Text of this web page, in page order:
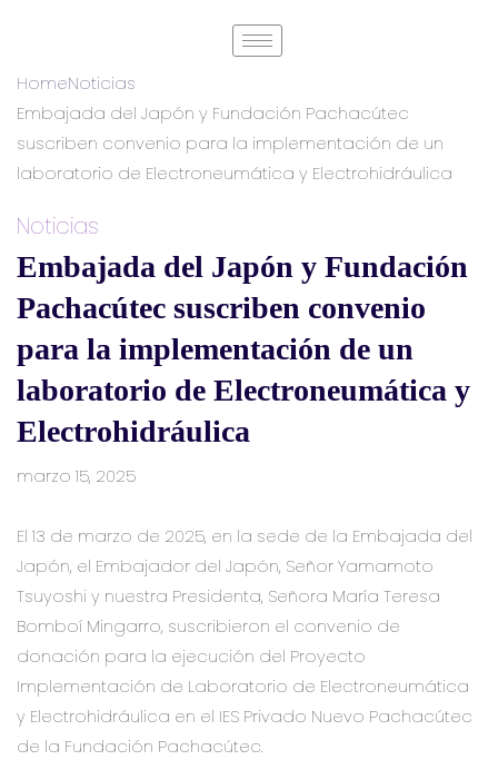
HomeNoticias
Embajada del Japón y Fundación Pachacútec
suscriben convenio para la implementación de un
laboratorio de Electroneumática y Electrohidráulica
Noticias
Embajada del Japón y Fundación
Pachacútec suscriben convenio
para la implementación de un
laboratorio de Electroneumática y
Electrohidráulica
marzo 15, 2025
El 13 de marzo de 2025, en la sede de la Embajada del
Japón, el Embajador del Japón, Señor Yamamoto
Tsuyoshi y nuestra Presidenta, Señora María Teresa
Bomboí Mingarro, suscribieron el convenio de
donación para la ejecución del Proyecto
Implementación de Laboratorio de Electroneumática
y Electrohidráulica en el IES Privado Nuevo Pachacútec
de la Fundación Pachacútec.